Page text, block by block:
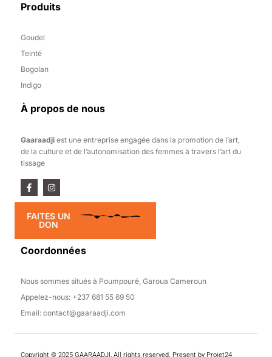
Produits
Goudel
Teinté
Bogolan
Indigo
À propos de nous
Gaaraadji est une entreprise engagée dans la promotion de l’art,
de la culture et de l’autonomisation des femmes à travers l’art du
tissage
F
a
c
b
k
-
I
n
s
a
g
a
m
FAITES UN
DON
Coordonnées
Nous sommes situés à Poumpouré, Garoua Cameroun
Appelez-nous: +237 681 55 69 50
Email: contact@gaaraadji.com
Copyright © 2025 GAARAADJI, All rights reserved. Present by Projet24